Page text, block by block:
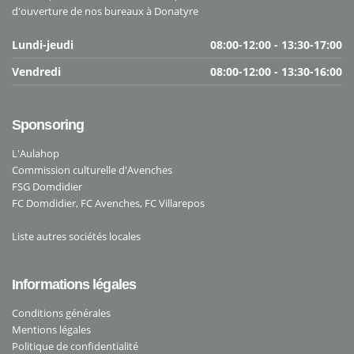
d'ouverture de nos bureaux à Donatyre
Lundi-jeudi
08:00-12:00 - 13:30-17:00
Vendredi
08:00-12:00 - 13:30-16:00
Sponsoring
L'Aulahop
Commission culturelle d'Avenches
FSG Domdidier
FC Domdidier, FC Avenches, FC Villarepos
Liste autres sociétés locales
Informations légales
Conditions générales
Mentions légales
Politique de confidentialité